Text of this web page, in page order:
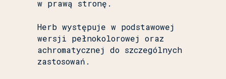
w prawą stronę.
Herb występuje w podstawowej
wersji pełnokolorowej oraz
achromatycznej do szczególnych
zastosowań.